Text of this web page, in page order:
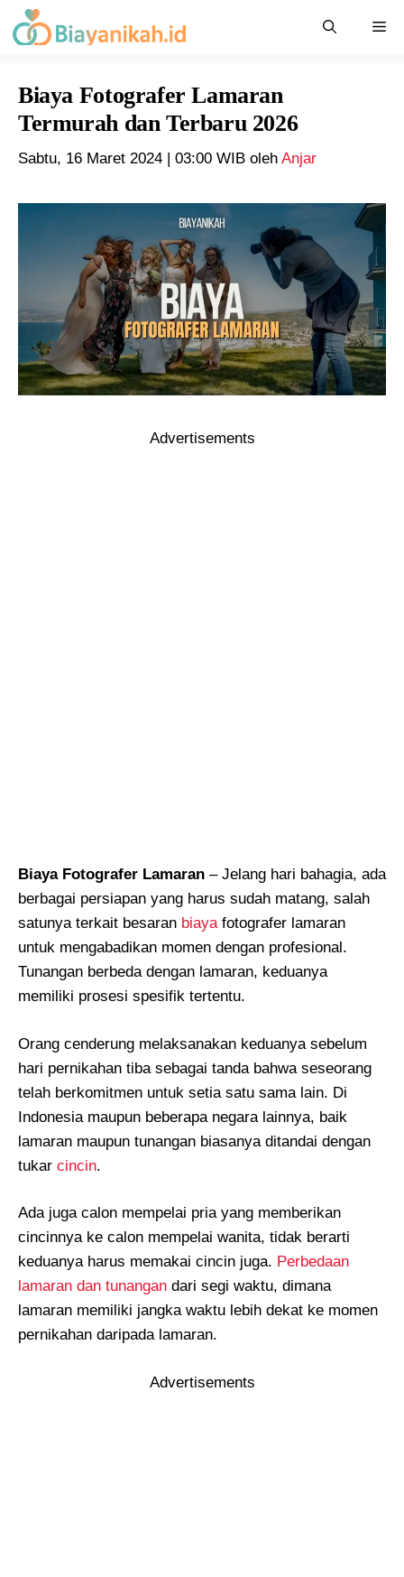
Langsung
ke
Biaya Fotografer Lamaran
Termurah dan Terbaru 2026
Sabtu, 16 Maret 2024 | 03:00 WIB oleh Anjar
Advertisements
Biaya Fotografer Lamaran – Jelang hari bahagia, ada
berbagai persiapan yang harus sudah matang, salah
satunya terkait besaran biaya fotografer lamaran
untuk mengabadikan momen dengan profesional.
Tunangan berbeda dengan lamaran, keduanya
memiliki prosesi spesifik tertentu.
Orang cenderung melaksanakan keduanya sebelum
hari pernikahan tiba sebagai tanda bahwa seseorang
telah berkomitmen untuk setia satu sama lain. Di
Indonesia maupun beberapa negara lainnya, baik
lamaran maupun tunangan biasanya ditandai dengan
tukar cincin.
Ada juga calon mempelai pria yang memberikan
cincinnya ke calon mempelai wanita, tidak berarti
keduanya harus memakai cincin juga. Perbedaan
lamaran dan tunangan dari segi waktu, dimana
lamaran memiliki jangka waktu lebih dekat ke momen
pernikahan daripada lamaran.
Advertisements